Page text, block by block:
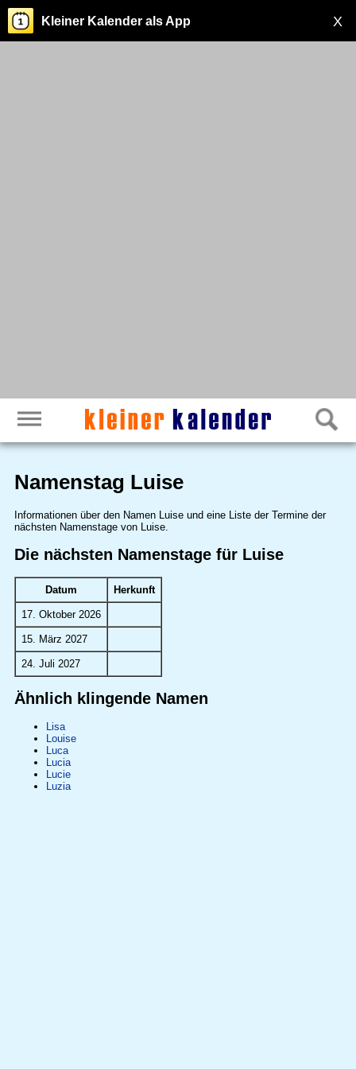
X
Kleiner Kalender als App
Namenstag Luise
Informationen über den Namen Luise und eine Liste der Termine der
nächsten Namenstage von Luise.
Die nächsten Namenstage für Luise
Datum Herkunft
17. Oktober 2026
15. März 2027
24. Juli 2027
Ähnlich klingende Namen
Lisa
Louise
Luca
Lucia
Lucie
Luzia